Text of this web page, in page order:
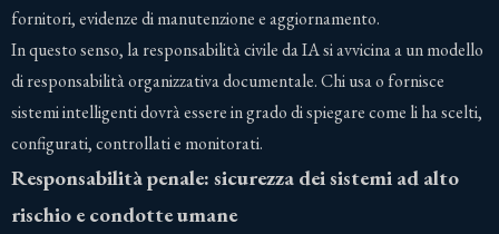
fornitori, evidenze di manutenzione e aggiornamento.
In questo senso, la responsabilità civile da IA si avvicina a un modello
di responsabilità organizzativa documentale. Chi usa o fornisce
sistemi intelligenti dovrà essere in grado di spiegare come li ha scelti,
configurati, controllati e monitorati.
Responsabilità penale: sicurezza dei sistemi ad alto
rischio e condotte umane